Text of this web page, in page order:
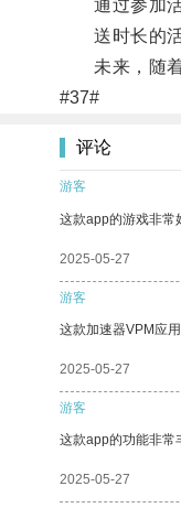
通过参加活
送时长的活
未来，随着
#37#
评论
游客
这款app的游戏非常
2025-05-27
游客
这款加速器VPM应
2025-05-27
游客
这款app的功能非常
2025-05-27